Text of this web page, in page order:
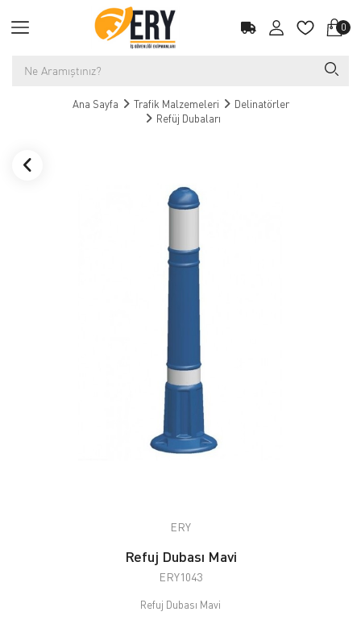
0
Ana Sayfa Trafik Malzemeleri
Delinatörler
Refüj Dubaları
ERY
Refuj Dubası Mavi
ERY1043
Refuj Dubası Mavi